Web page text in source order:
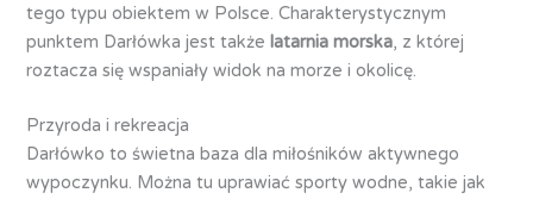
tego typu obiektem w Polsce. Charakterystycznym
punktem Darłówka jest także latarnia morska, z której
roztacza się wspaniały widok na morze i okolicę.
Przyroda i rekreacja
Darłówko to świetna baza dla miłośników aktywnego
wypoczynku. Można tu uprawiać sporty wodne, takie jak